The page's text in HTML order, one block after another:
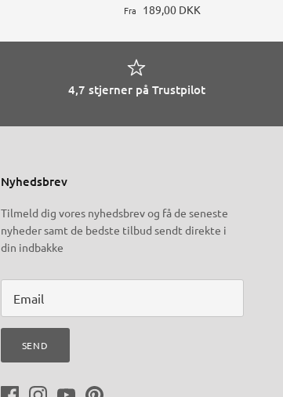
Fra 189,00 DKK
4,7 stjerner på Trustpilot
Nyhedsbrev
Tilmeld dig vores nyhedsbrev og få de seneste
nyheder samt de bedste tilbud sendt direkte i
din indbakke
SEND